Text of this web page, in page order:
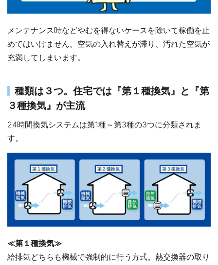
メンテナンス時などやむを得ないケースを除いて稼働を止
めてはいけません。空気の入れ替えが滞り、汚れた空気が
充満してしまいます。
種類は３つ。住宅では『第１種換気』と『第
３種換気』が主流
24時間換気システムは第1種～第3種の3つに分類されま
す。
≪第１種換気≫
給排気どちらも機械で強制的に行う方式。熱交換器の取り